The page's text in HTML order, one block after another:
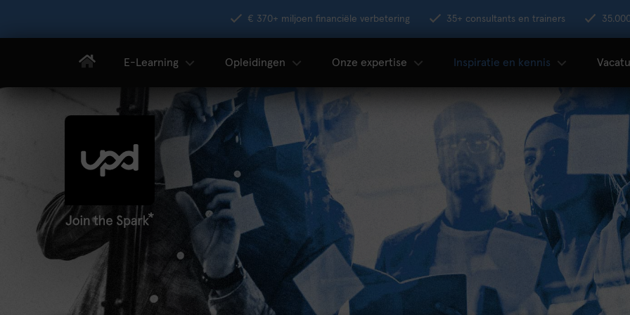
€ 370+ miljoen financiële verbetering 35+ consultants en trainers
E-Learning Opleidingen Onze expertise Inspiratie en kennis